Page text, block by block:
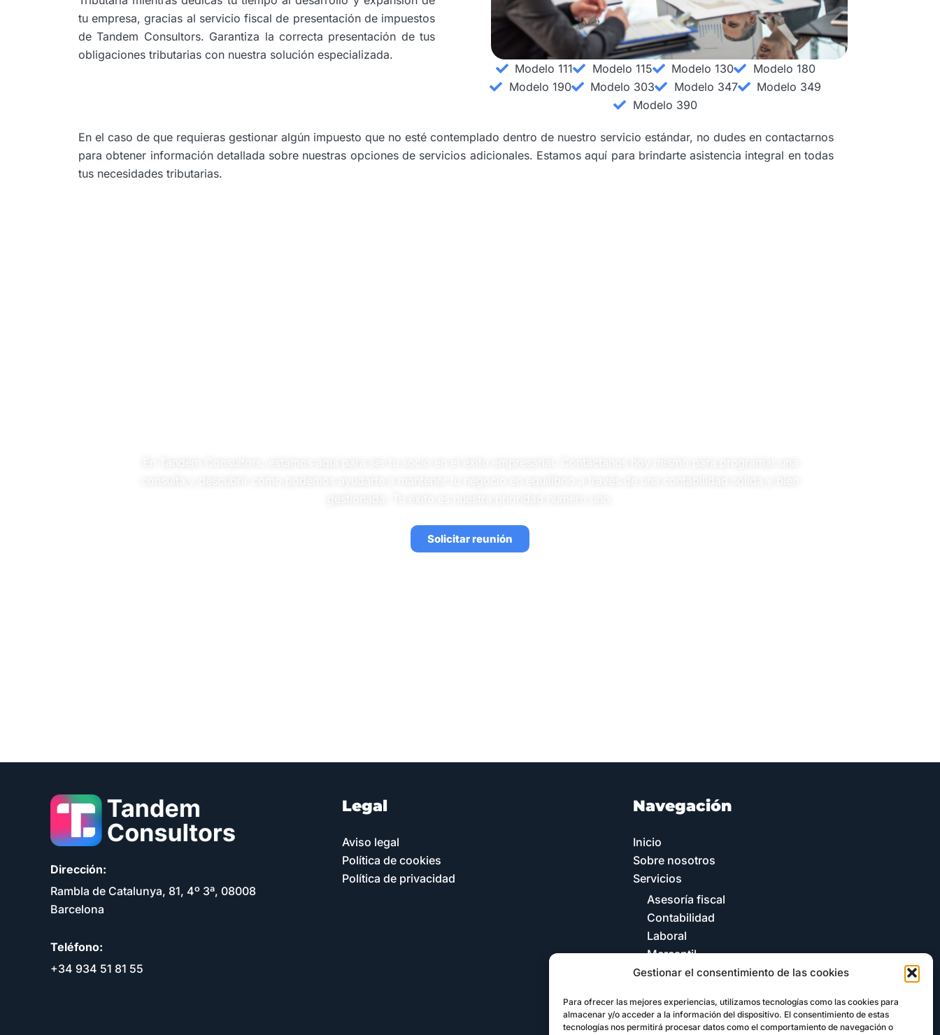
Gestionar el consentimiento de las cookies
Para ofrecer las mejores experiencias, utilizamos tecnologías como las cookies para
almacenar y/o acceder a la información del dispositivo. El consentimiento de estas
tecnologías nos permitirá procesar datos como el comportamiento de navegación o
tu empresa, gracias al servicio fiscal de presentación de impuestos
de Tandem Consultors. Garantiza la correcta presentación de tus
obligaciones tributarias con nuestra solución especializada.
Modelo 111
Modelo 115 Modelo 130
Modelo 180
Modelo 190
Modelo 303 Modelo 347
Modelo 349
Modelo 390
En el caso de que requieras gestionar algún impuesto que no esté contemplado dentro de nuestro servicio estándar, no dudes en contactarnos
para obtener información detallada sobre nuestras opciones de servicios adicionales. Estamos aquí para brindarte asistencia integral en todas
tus necesidades tributarias.
Solicitar reunión
Dirección:
Rambla de Catalunya, 81, 4º 3ª, 08008
Barcelona
Teléfono:
+34 934 51 81 55
Legal
Aviso legal
Política de cookies
Política de privacidad
Navegación
Inicio
Sobre nosotros
Servicios
Asesoría fiscal
Contabilidad
Laboral
Mercantil
Tandem Academy
Contacto
Portal cliente